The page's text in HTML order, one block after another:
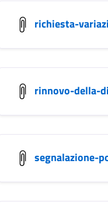
richiesta-
rinnovo-della-
segnalazione-